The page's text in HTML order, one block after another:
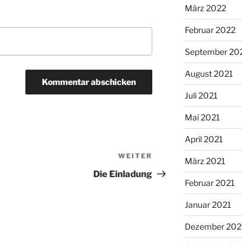
Nächster
Beitrag
WEITER
Die Einladung
März 2022
Februar 2022
September
August 2021
Juli 2021
Mai 2021
April 2021
März 2021
Februar 2021
Januar 2021
Dezember